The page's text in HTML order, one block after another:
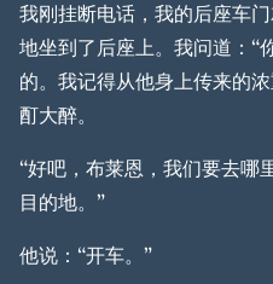
我刚挂断电话，我的后座车
地坐到了后座上。我问道：“
的。我记得从他身上传来的
酊大醉。
“好吧，布莱恩，我们要去哪
目的地。”
他说：“开车。”